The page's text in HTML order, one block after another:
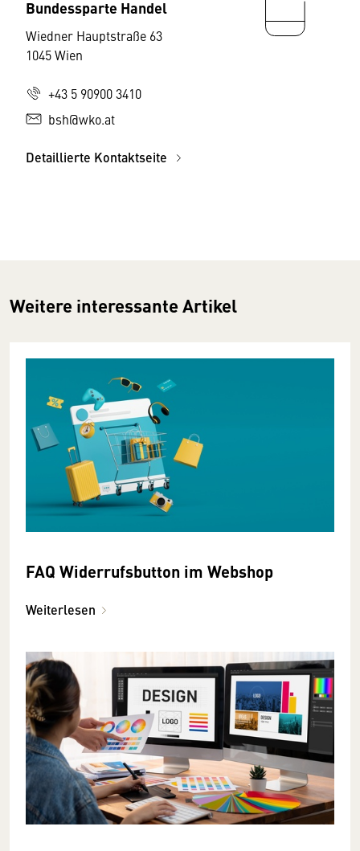
Bundessparte Handel
Wiedner Hauptstraße 63
1045 Wien
+43 5 90900 3410
bsh@wko.at
Detaillierte Kontaktseite
Weitere interessante Artikel
FAQ Widerrufsbutton im Webshop
Weiterlesen